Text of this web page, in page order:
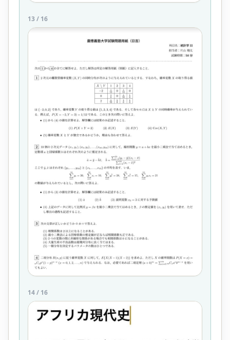
13/ 16
14/ 16